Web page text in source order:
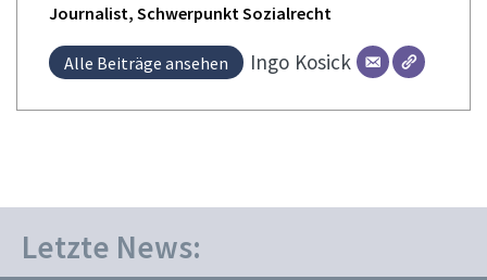
Journalist, Schwerpunkt Sozialrecht
Alle Beiträge ansehen Ingo Kosick
Letzte News: